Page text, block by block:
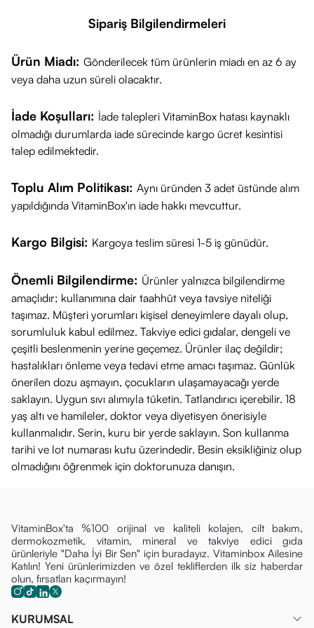
Sipariş Bilgilendirmeleri
Ürün Miadı: Gönderilecek tüm ürünlerin miadı en az 6 ay
veya daha uzun süreli olacaktır.
İade Koşulları: İade talepleri VitaminBox hatası kaynaklı
olmadığı durumlarda iade sürecinde kargo ücret kesintisi
talep edilmektedir.
Toplu Alım Politikası: Aynı üründen 3 adet üstünde alım
yapıldığında VitaminBox'ın iade hakkı mevcuttur.
Kargo Bilgisi: Kargoya teslim süresi 1-5 iş günüdür.
Önemli Bilgilendirme: Ürünler yalnızca bilgilendirme
amaçlıdır; kullanımına dair taahhüt veya tavsiye niteliği
taşımaz. Müşteri yorumları kişisel deneyimlere dayalı olup,
sorumluluk kabul edilmez. Takviye edici gıdalar, dengeli ve
çeşitli beslenmenin yerine geçemez. Ürünler ilaç değildir;
hastalıkları önleme veya tedavi etme amacı taşımaz. Günlük
önerilen dozu aşmayın, çocukların ulaşamayacağı yerde
saklayın. Uygun sıvı alımıyla tüketin. Tatlandırıcı içerebilir. 18
yaş altı ve hamileler, doktor veya diyetisyen önerisiyle
kullanmalıdır. Serin, kuru bir yerde saklayın. Son kullanma
tarihi ve lot numarası kutu üzerindedir. Besin eksikliğiniz olup
olmadığını öğrenmek için doktorunuza danışın.
VitaminBox'ta %100 orijinal ve kaliteli kolajen, cilt bakım,
dermokozmetik, vitamin, mineral ve takviye edici gıda
ürünleriyle "Daha İyi Bir Sen" için buradayız. Vitaminbox Ailesine
Katılın! Yeni ürünlerimizden ve özel tekliflerden ilk siz haberdar
olun, fırsatları kaçırmayın!
KURUMSAL